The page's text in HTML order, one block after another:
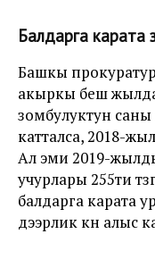
Балдарга карата
Башкы
акыркы беш жылда
зомбулуктун
катталса, 2018-
Ал эми 2019-
учурлары 255ти
балдарга карата
дээрлик күн алыс